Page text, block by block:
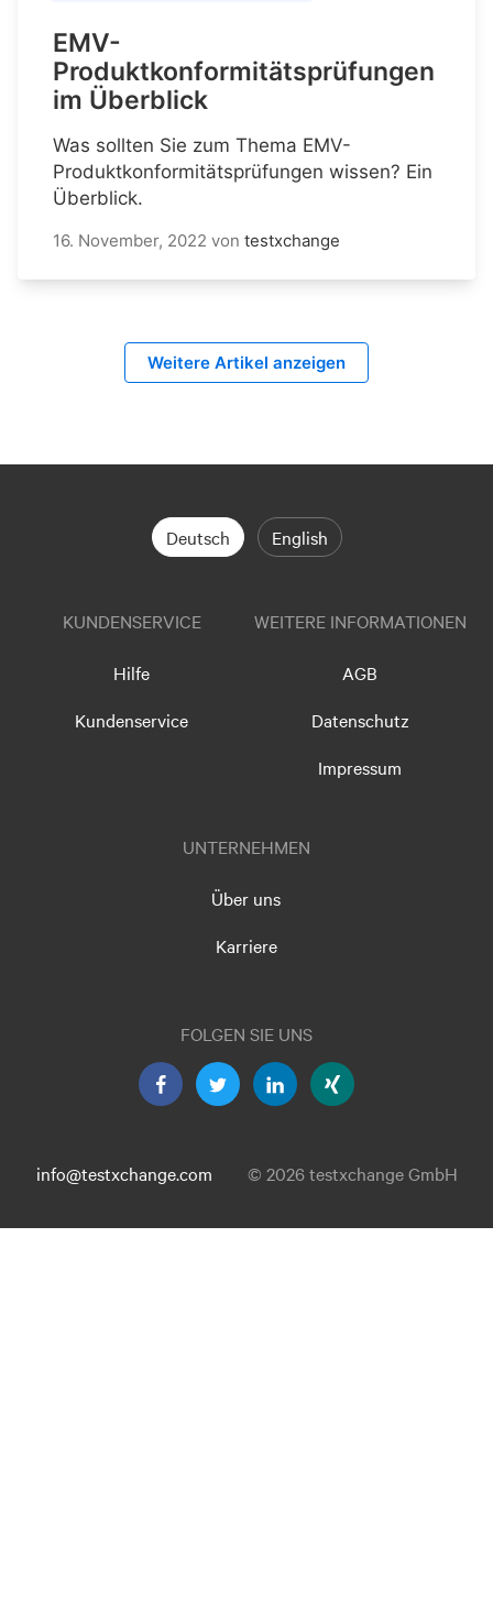
EMV-
Produktkonformitätsprüfungen
im Überblick
Was sollten Sie zum Thema EMV-
Produktkonformitätsprüfungen wissen? Ein
Überblick.
16. November, 2022 von testxchange
Weitere Artikel anzeigen
Deutsch English
KUNDENSERVICE
Hilfe
Kundenservice
WEITERE INFORMATIONEN
AGB
Datenschutz
Impressum
UNTERNEHMEN
Über uns
Karriere
FOLGEN SIE UNS
info@testxchange.com © 2026 testxchange GmbH